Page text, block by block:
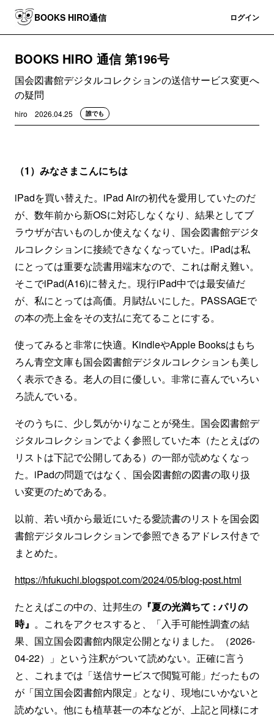
BOOKS HIRO通信 ログイン
BOOKS HIRO 通信 第196号
国会図書館デジタルコレクションの送信サービス変更へ
の疑問
hiro 2026.04.25 誰でも
（1）みなさまこんにちは
iPadを買い替えた。iPad Airの初代を愛用していたのだ
が、数年前から新OSに対応しなくなり、結果としてブ
ラウザが古いものしか使えなくなり、国会図書館デジタ
ルコレクションに接続できなくなっていた。iPadは私
にとっては重要な読書用端末なので、これは耐え難い。
そこでiPad(A16)に替えた。現行iPad中では最安値だ
が、私にとっては高価。月賦払いにした。PASSAGEで
の本の売上金をその支払に充てることにする。
使ってみると非常に快適。KindleやApple Booksはもち
ろん青空文庫も国会図書館デジタルコレクションも美し
く表示できる。老人の目に優しい。非常に喜んでいろい
ろ読んでいる。
そのうちに、少し気がかりなことが発生。国会図書館デ
ジタルコレクションでよく参照していた本（たとえばの
リストは下記で公開してある）の一部が読めなくなっ
た。iPadの問題ではなく、国会図書館の図書の取り扱
い変更のためである。
以前、若い頃から最近にいたる愛読書のリストを国会図
書館デジタルコレクションで参照できるアドレス付きで
まとめた。
https://hfukuchi.blogspot.com/2024/05/blog-post.html
たとえばこの中の、辻邦生の 『夏の光満ちて : パリの
時』 。これをアクセスすると、「入手可能性調査の結
果、国立国会図書館内限定公開となりました。（2026-
04-22）」という注釈がついて読めない。正確に言う
と、これまでは「送信サービスで閲覧可能」だったもの
が「国立国会図書館内限定」となり、現地にいかないと
読めない。他にも植草甚一の本などが、上記と同様にオ